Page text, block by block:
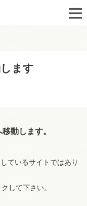
ます
動します。
ているサイトではあり
して下さい。